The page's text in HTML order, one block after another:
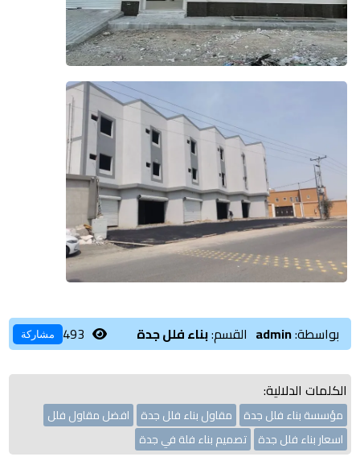
بواسطة:admin القسم:بناء فلل جدة 493 مشاركة
الكلمات الدلالية:
مؤسسة بناء فلل جدة مقاول بناء فلل جدة
افضل مقاول فلل
اسعار بناء فلل جدة تصميم بناء فلة في جدة